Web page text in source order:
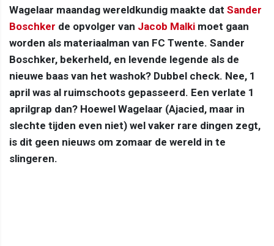
Wagelaar maandag wereldkundig maakte dat Sander
Boschker de opvolger van Jacob Malki moet gaan
worden als materiaalman van FC Twente. Sander
Boschker, bekerheld, en levende legende als de
nieuwe baas van het washok? Dubbel check. Nee, 1
april was al ruimschoots gepasseerd. Een verlate 1
aprilgrap dan? Hoewel Wagelaar (Ajacied, maar in
slechte tijden even niet) wel vaker rare dingen zegt,
is dit geen nieuws om zomaar de wereld in te
slingeren.